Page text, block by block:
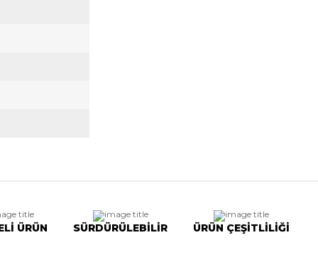
ÜRÜN SÜRDÜRÜLEBİLİR ÜRÜN ÇEŞİTLİLİĞİ